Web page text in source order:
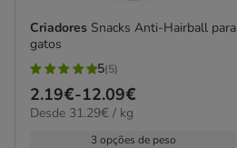
Criadores Snacks Anti-Hairball para
gatos
5
estrelas
com
5(5)
Preço
de
2.19€-12.09€
31.29€
Desde 31.29€ / kg
3 opções de peso